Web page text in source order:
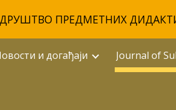
to main content
: ДРУШТВО ПРЕДМЕТНИХ
и догађаји Journal of